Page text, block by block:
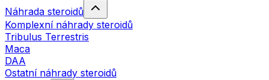
Náhrada steroidů
Komplexní náhrady steroidů
Tribulus Terrestris
Maca
DAA
Ostatní náhrady steroidů